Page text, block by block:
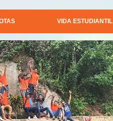
VIDA ESTUDIANTIL